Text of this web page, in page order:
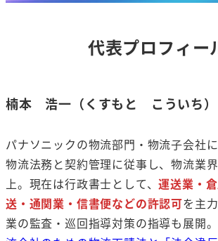
代表プロフィー
楠本 浩一（くすもと こういち）
パナソニックの物流部門・物流子会社に
物流法務と契約管理に従事し、物流業
上。現在は行政書士として、運送業・
送・通関業・信書便などの許認可を主
業の監査・巡回指導対策の指導も展開